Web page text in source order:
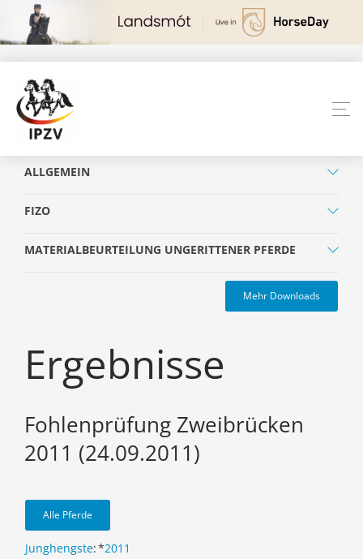
ALLGEMEIN
FIZO
MATERIALBEURTEILUNG UNGERITTENER PFERDE
Mehr Downloads
Ergebnisse
Fohlenprüfung Zweibrücken
2011 (24.09.2011)
Alle Pferde
Junghengste:*2011